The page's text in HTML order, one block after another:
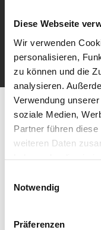
Diese Webseite
Wir verwenden
personalisieren,
zu können und die
analysieren.
Verwendung
soziale Medien,
Partner führen
weiteren Daten
Notwendig
Präferenzen